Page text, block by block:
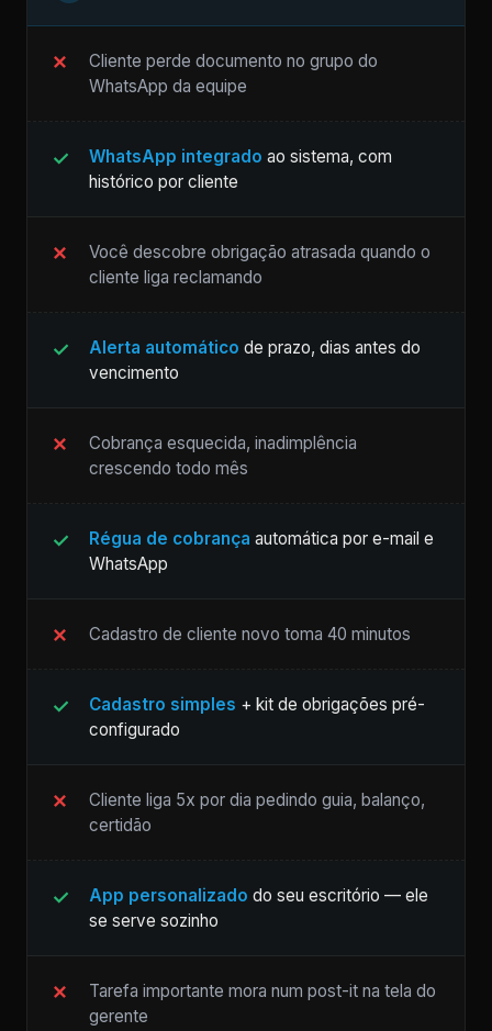
Cliente perde documento no grupo do
WhatsApp da equipe
WhatsApp integrado ao sistema, com
histórico por cliente
Você descobre obrigação atrasada quando o
cliente liga reclamando
Alerta automático de prazo, dias antes do
vencimento
Cobrança esquecida, inadimplência
crescendo todo mês
Régua de cobrança automática por e-mail e
WhatsApp
Cadastro de cliente novo toma 40 minutos
Cadastro simples + kit de obrigações pré-
configurado
Cliente liga 5x por dia pedindo guia, balanço,
certidão
App personalizado do seu escritório — ele
se serve sozinho
Tarefa importante mora num post-it na tela do
gerente